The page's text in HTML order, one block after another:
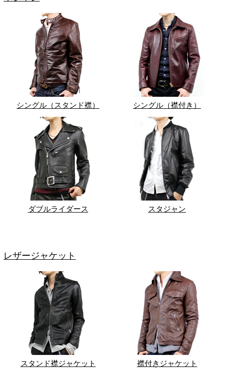
シングル（スタンド襟） シングル（襟付き）
ダブルライダース スタジャン
レザージャケット
スタンド襟ジャケット 襟付きジャケット